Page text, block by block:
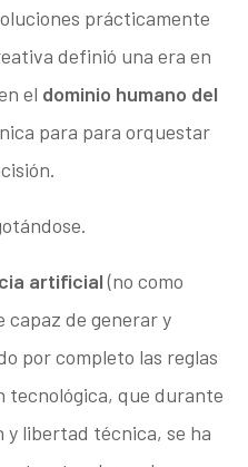
prácticamente
definió una era en
el dominio humano del
para para orquestar
artificial(no como
capaz de generar y
por completo las reglas
tecnológica, que durante
y libertad técnica, se ha